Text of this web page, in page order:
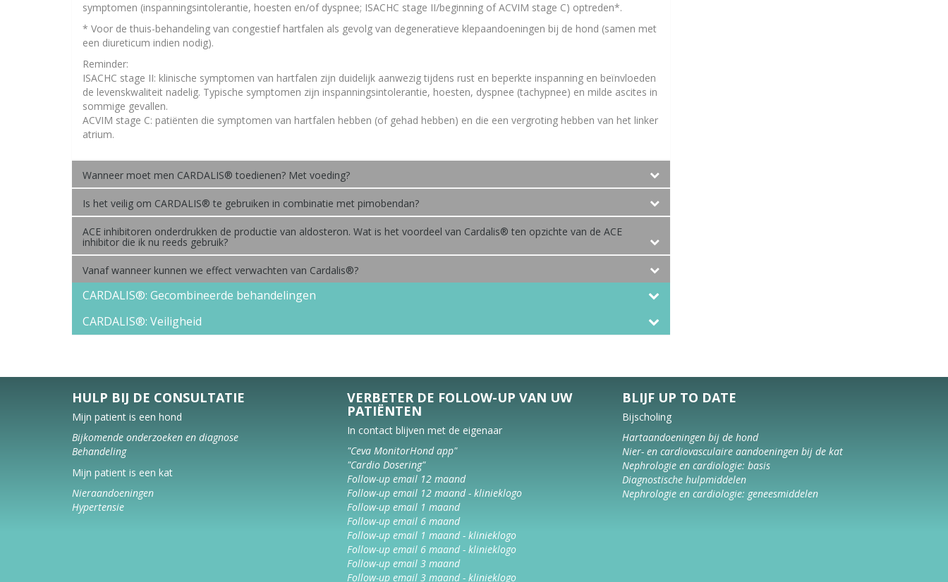
symptomen (inspanningsintolerantie, hoesten en/of dyspnee; ISACHC stage II/beginning of ACVIM stage C) optreden*.
* Voor de thuis-behandeling van congestief hartfalen als gevolg van degeneratieve klepaandoeningen bij de hond (samen met
een diureticum indien nodig).
Reminder:
ISACHC stage II: klinische symptomen van hartfalen zijn duidelijk aanwezig tijdens rust en beperkte inspanning en beïnvloeden
de levenskwaliteit nadelig. Typische symptomen zijn inspanningsintolerantie, hoesten, dyspnee (tachypnee) en milde ascites in
sommige gevallen.
ACVIM stage C: patiënten die symptomen van hartfalen hebben (of gehad hebben) en die een vergroting hebben van het linker
atrium.
Wanneer moet men CARDALIS® toedienen? Met voeding?
Is het veilig om CARDALIS® te gebruiken in combinatie met pimobendan?
ACE inhibitoren onderdrukken de productie van aldosteron. Wat is het voordeel van Cardalis® ten opzichte van de ACE
inhibitor die ik nu reeds gebruik?
Vanaf wanneer kunnen we effect verwachten van Cardalis®?
CARDALIS®: Gecombineerde behandelingen
CARDALIS®: Veiligheid
HULP BIJ DE CONSULTATIE
Mijn patient is een hond
Bijkomende onderzoeken en diagnose
Behandeling
Mijn patient is een kat
Nieraandoeningen
Hypertensie
VERBETER DE FOLLOW-UP VAN UW
PATIËNTEN
In contact blijven met de eigenaar
"Ceva MonitorHond app"
"Cardio Dosering"
Follow-up email 12 maand
Follow-up email 12 maand - klinieklogo
Follow-up email 1 maand
Follow-up email 6 maand
Follow-up email 1 maand - klinieklogo
Follow-up email 6 maand - klinieklogo
Follow-up email 3 maand
Follow-up email 3 maand - klinieklogo
BLIJF UP TO DATE
Bijscholing
Hartaandoeningen bij de hond
Nier- en cardiovasculaire aandoeningen bij de kat
Nephrologie en cardiologie: basis
Diagnostische hulpmiddelen
Nephrologie en cardiologie: geneesmiddelen